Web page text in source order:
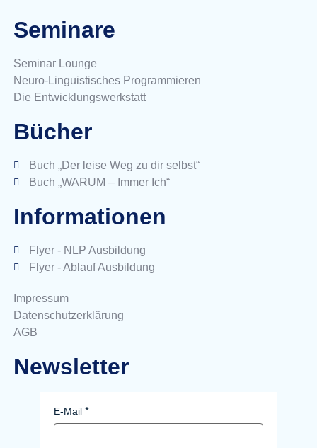
Seminare
Seminar Lounge
Neuro-Linguistisches Programmieren
Die Entwicklungswerkstatt
Bücher
Buch „Der leise Weg zu dir selbst“
Buch „WARUM – Immer Ich“
Informationen
Flyer - NLP Ausbildung
Flyer - Ablauf Ausbildung
Impressum
Datenschutzerklärung
AGB
Newsletter
E-Mail